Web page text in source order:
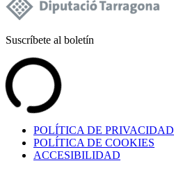
Suscríbete al boletín
POLÍTICA DE PRIVACIDAD
POLÍTICA DE COOKIES
ACCESIBILIDAD